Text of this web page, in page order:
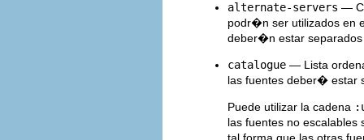
alternate-servers —
podr�n ser utilizados en
deber�n estar
catalogue — Lista
las fuentes deber� estar
Puede utilizar la cadena
las fuentes no